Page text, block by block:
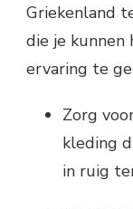
Griekenland
die je kunnen
ervaring te
Zorg
kleding
in ruig